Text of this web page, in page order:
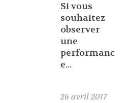
Si vous
souhaitez
observer
une
performanc
e...
26 avril 2017